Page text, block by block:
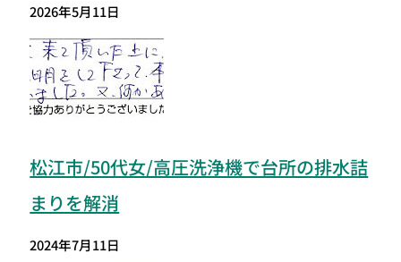
2026年5月11日
松江市/50代女/高圧洗浄機で台所の排水詰
まりを解消
2024年7月11日